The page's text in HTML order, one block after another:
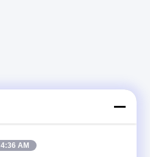
4:36 AM